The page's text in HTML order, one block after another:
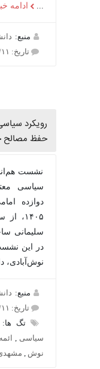
ادامه خبر
منبع:دانشگاه
تاریخ: ۱۴۰۵/۰۵/۱۱
رویکرد سیاسی ائمه
حفظ مصالح جامعه
نشست هم‌اندیشی
سیاسی معتدل و
سلیمانی
در این نشست
نوش‌آبادی،
منبع:دانشگاه
تاریخ: ۱۴۰۵/۰۵/۱۱
تگ ها:صلح
سیاسی,ائمه ,
مشهدی نوش